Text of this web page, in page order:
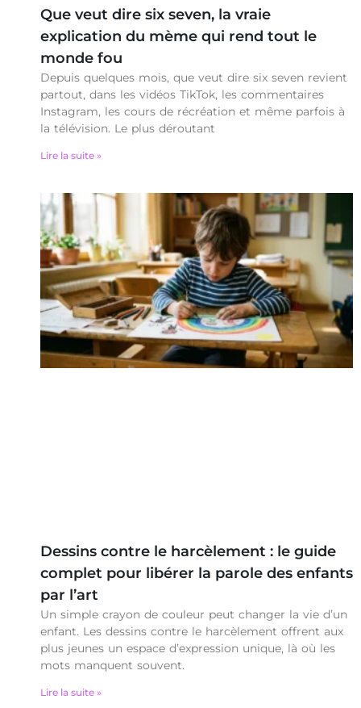
Que veut dire six seven, la vraie
explication du mème qui rend tout le
monde fou
Depuis quelques mois, que veut dire six seven revient
partout, dans les vidéos TikTok, les commentaires
Instagram, les cours de récréation et même parfois à
la télévision. Le plus déroutant
Lire la suite »
Dessins contre le harcèlement : le guide
complet pour libérer la parole des enfants
par l’art
Un simple crayon de couleur peut changer la vie d’un
enfant. Les dessins contre le harcèlement offrent aux
plus jeunes un espace d’expression unique, là où les
mots manquent souvent.
Lire la suite »